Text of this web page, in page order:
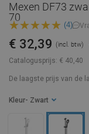
Mexen DF73
70
(4)
Catalogusprijs: € 40,40
€ 32,39 (incl. btw)
De laagste prijs van de
Kleur - Zwart